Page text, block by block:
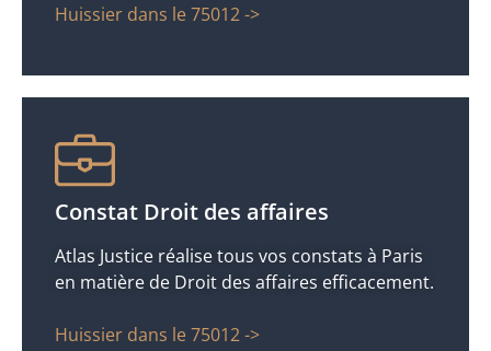
Huissier dans le 75012 ->
Constat Droit des affaires
Atlas Justice réalise tous vos constats à Paris
en matière de Droit des affaires efficacement.
Huissier dans le 75012 ->